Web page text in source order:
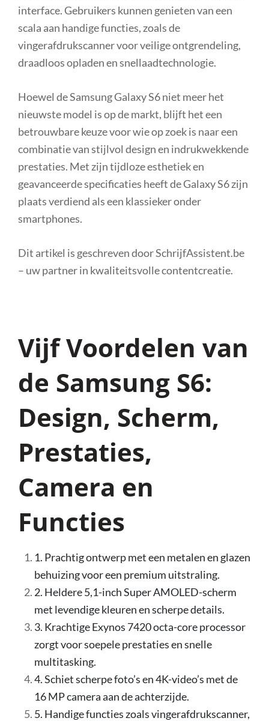
interface. Gebruikers kunnen genieten van een
scala aan handige functies, zoals de
vingerafdrukscanner voor veilige ontgrendeling,
draadloos opladen en snellaadtechnologie.
Hoewel de Samsung Galaxy S6 niet meer het
nieuwste model is op de markt, blijft het een
betrouwbare keuze voor wie op zoek is naar een
combinatie van stijlvol design en indrukwekkende
prestaties. Met zijn tijdloze esthetiek en
geavanceerde specificaties heeft de Galaxy S6 zijn
plaats verdiend als een klassieker onder
smartphones.
Dit artikel is geschreven door SchrijfAssistent.be
– uw partner in kwaliteitsvolle contentcreatie.
Vijf Voordelen van
de Samsung S6:
Design, Scherm,
Prestaties,
Camera en
Functies
1. Prachtig ontwerp met een metalen en glazen
behuizing voor een premium uitstraling.
2. Heldere 5,1-inch Super AMOLED-scherm
met levendige kleuren en scherpe details.
3. Krachtige Exynos 7420 octa-core processor
zorgt voor soepele prestaties en snelle
multitasking.
4. Schiet scherpe foto’s en 4K-video’s met de
16 MP camera aan de achterzijde.
5. Handige functies zoals vingerafdrukscanner,